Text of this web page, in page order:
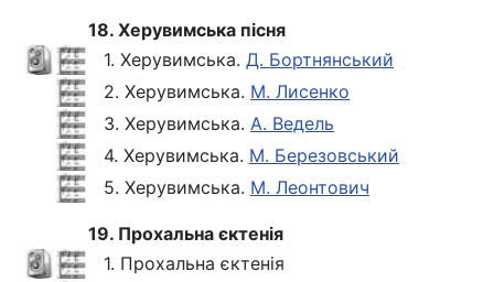
18. Херувимська пісня
1. Херувимська. Д. Бортнянський
2. Херувимська. М. Лисенко
3. Херувимська. А. Ведель
4. Херувимська. М. Березовський
5. Херувимська. М. Леонтович
19. Прохальна єктенія
1. Прохальна єктенія